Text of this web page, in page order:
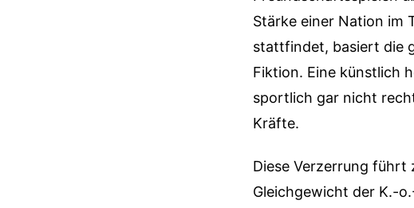
Stärke einer Nation im
stattfindet, basiert die
Fiktion. Eine künstlich
sportlich gar nicht
Kräfte.
Diese Verzerrung führt
Gleichgewicht der K.-